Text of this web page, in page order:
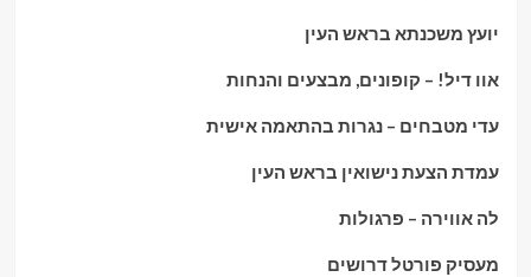
יועץ משכנתא בראש העין
אוו דיל! – קופונים, מבצעים והנחות
עדי מטבחים – נגרות בהתאמה אישית
עמדת הצעת נישואין בראש העין
לה אווירה – פרגולות
מעסיק פורטל דרושים